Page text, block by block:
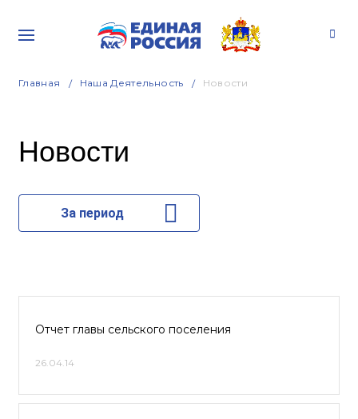
Главная Наша Деятельность Новости
Новости
За период
Отчет главы сельского поселения
26.04.14